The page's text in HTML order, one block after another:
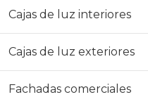
Cajas de luz interiores
Cajas de luz exteriores
Fachadas comerciales